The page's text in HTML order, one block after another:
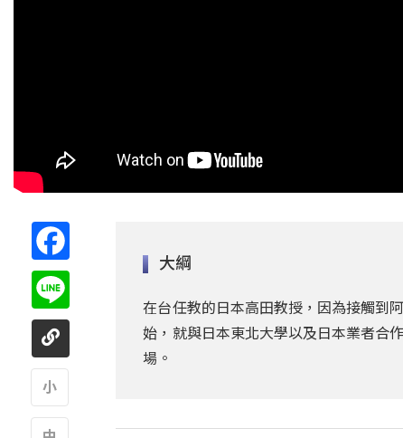
大綱
在台任教的日本高田教授，因為接觸到
始，就與日本東北大學以及日本業者合
場。